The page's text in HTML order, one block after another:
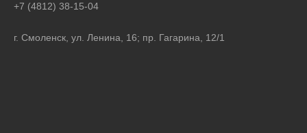
+7 (4812) 38-15-04
г. Смоленск, ул. Ленина, 16; пр. Гагарина, 12/1